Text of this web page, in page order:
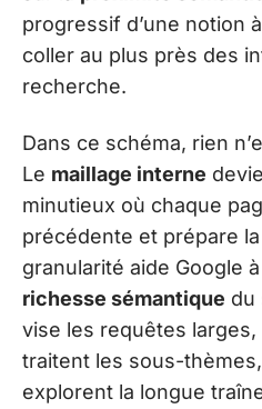
progressif d’une notion
coller au plus près des
recherche.
Dans ce schéma, rien
Le maillage interne
minutieux où chaque
précédente et prépare
granularité aide Google
richesse sémantique du
vise les requêtes
traitent les sous-
explorent la longue